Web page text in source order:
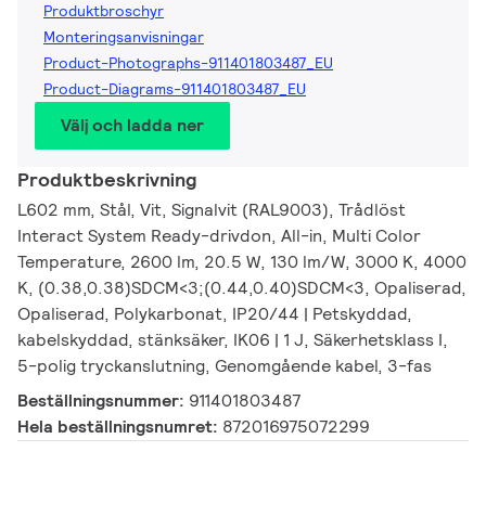
Produktbroschyr
Monteringsanvisningar
Product-Photographs-911401803487_EU
Product-Diagrams-911401803487_EU
Välj och ladda ner
Produktbeskrivning
L602 mm, Stål, Vit, Signalvit (RAL9003), Trådlöst
Interact System Ready-drivdon, All-in, Multi Color
Temperature, 2600 lm, 20.5 W, 130 lm/W, 3000 K, 4000
K, (0.38,0.38)SDCM<3;(0.44,0.40)SDCM<3, Opaliserad,
Opaliserad, Polykarbonat, IP20/44 | Petskyddad,
kabelskyddad, stänksäker, IK06 | 1 J, Säkerhetsklass I,
5-polig tryckanslutning, Genomgående kabel, 3-fas
Beställningsnummer: 911401803487
Hela beställningsnumret: 872016975072299